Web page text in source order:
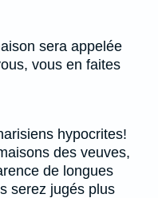
sera appelée
vous en faites
hypocrites!
des veuves,
de longues
serez jugés plus